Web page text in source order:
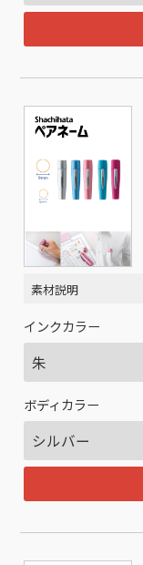
素材説明
インクカラー
ボディカラー